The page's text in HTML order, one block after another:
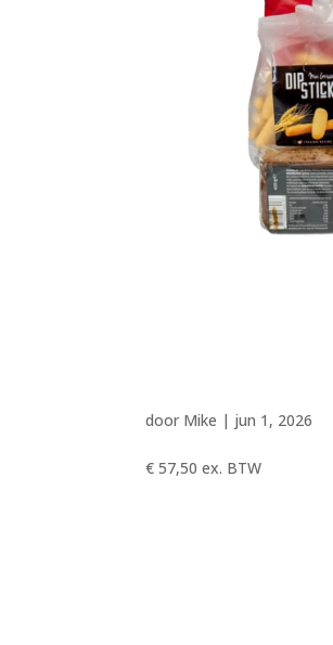
door Mike | jun 1, 2026
€ 57,50 ex. BTW